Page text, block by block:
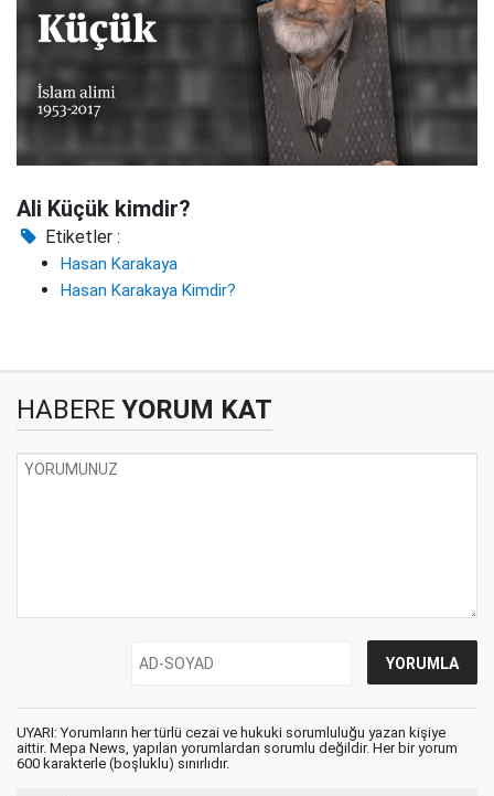
Ali Küçük kimdir?
Etiketler :
Hasan Karakaya
Hasan Karakaya Kimdir?
HABERE YORUM KAT
UYARI: Yorumların her türlü cezai ve hukuki sorumluluğu yazan kişiye
aittir. Mepa News, yapılan yorumlardan sorumlu değildir. Her bir yorum
600 karakterle (boşluklu) sınırlıdır.